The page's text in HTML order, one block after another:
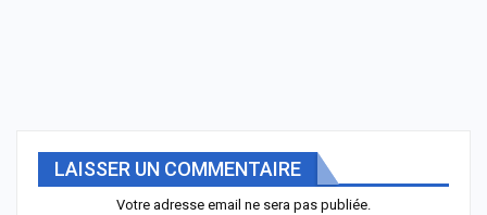
LAISSER UN COMMENTAIRE
Votre adresse email ne sera pas publiée.